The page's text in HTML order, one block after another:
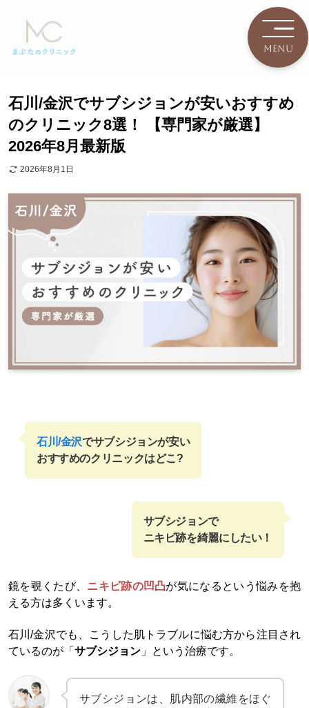
石川/金沢でサブシジョンが安いおすすめ
のクリニック8選！ 【専門家が厳選】
2026年8月最新版
2026年8月1日
石川/金沢でサブシジョンが安い
おすすめのクリニックはどこ?
サブシジョンで
ニキビ跡を綺麗にしたい！
鏡を覗くたび、 ニキビ跡の凹凸が気になるという悩みを抱
える方は多くいます。
石川/金沢でも、こうした肌トラブルに悩む方から注目され
ているのが「 サブシジョン 」という治療です。
サブシジョンは、肌内部の繊維をほぐ